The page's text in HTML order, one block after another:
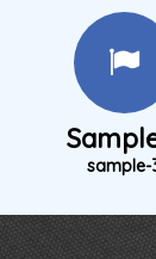
sample-